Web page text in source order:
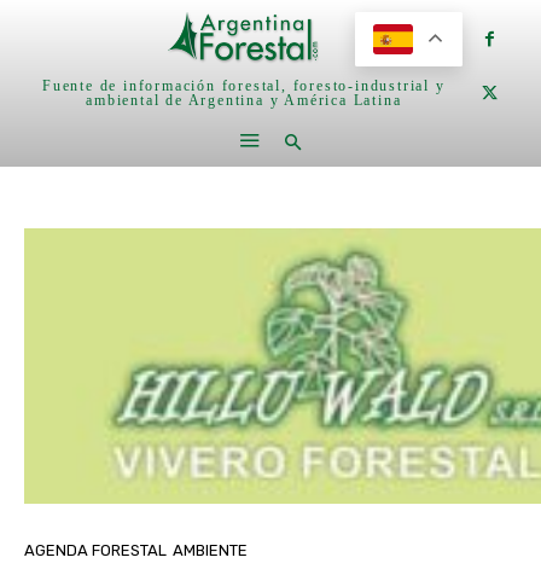
Fuente de información forestal, foresto-industrial y
ambiental de Argentina y América Latina
AGENDA FORESTAL AMBIENTE